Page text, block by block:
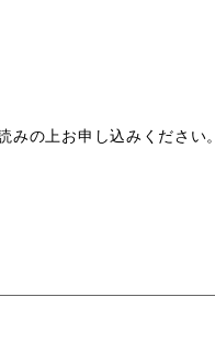
の上お申し込みください。